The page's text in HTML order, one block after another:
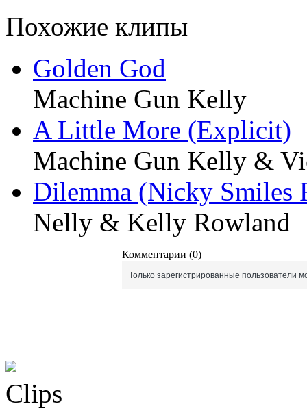
Похожие клипы
Golden God
Machine Gun Kelly
A Little More (Explicit)
Machine Gun Kelly &
Dilemma (Nicky Smiles
Nelly & Kelly Rowland
Комментарии (0)
Только зарегистрированные пользователи
Clips